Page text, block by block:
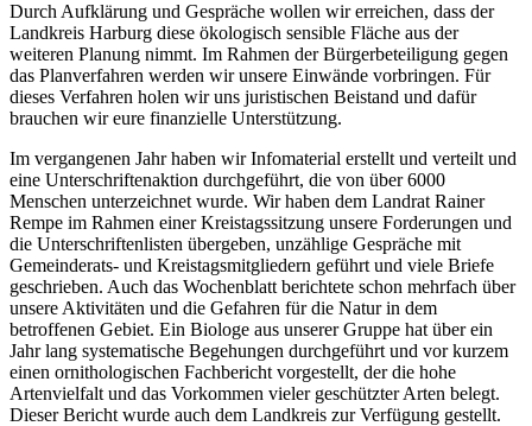
Durch Aufklärung und Gespräche wollen wir erreichen, dass der
Landkreis Harburg diese ökologisch sensible Fläche aus der
weiteren Planung nimmt. Im Rahmen der Bürgerbeteiligung gegen
das Planverfahren werden wir unsere Einwände vorbringen. Für
dieses Verfahren holen wir uns juristischen Beistand und dafür
brauchen wir eure finanzielle Unterstützung.
Im vergangenen Jahr haben wir Infomaterial erstellt und verteilt und
eine Unterschriftenaktion durchgeführt, die von über 6000
Menschen unterzeichnet wurde. Wir haben dem Landrat Rainer
Rempe im Rahmen einer Kreistagssitzung unsere Forderungen und
die Unterschriftenlisten übergeben, unzählige Gespräche mit
Gemeinderats- und Kreistagsmitgliedern geführt und viele Briefe
geschrieben. Auch das Wochenblatt berichtete schon mehrfach über
unsere Aktivitäten und die Gefahren für die Natur in dem
betroffenen Gebiet. Ein Biologe aus unserer Gruppe hat über ein
Jahr lang systematische Begehungen durchgeführt und vor kurzem
einen ornithologischen Fachbericht vorgestellt, der die hohe
Artenvielfalt und das Vorkommen vieler geschützter Arten belegt.
Dieser Bericht wurde auch dem Landkreis zur Verfügung gestellt.